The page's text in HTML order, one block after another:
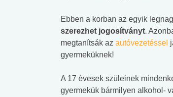
Ebben a korban az egyik
szerezhet jogosítványt.
megtanítsák az autóvezetéssel
gyermeküknek!
A 17 évesek szüleinek
gyermekük bármilyen alkohol-